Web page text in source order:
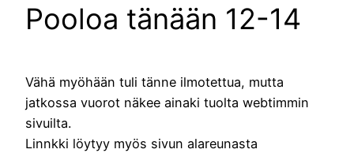
Pooloa tänään 12-14
Vähä myöhään tuli tänne ilmotettua, mutta
jatkossa vuorot näkee ainaki tuolta webtimmin
sivuilta.
Linnkki löytyy myös sivun alareunasta